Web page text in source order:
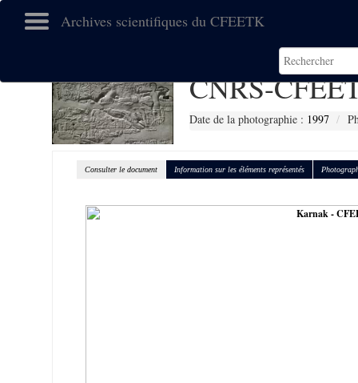
Archives scientifiques du CFEETK
CNRS-
Date de la photographie : 1997
Consulter le document Information sur les éléments représentés